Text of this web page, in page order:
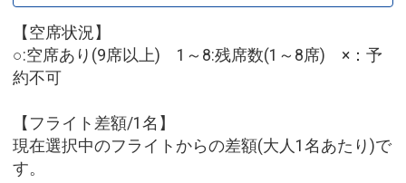
【空席状況】
○:空席あり(9席以上) 1～8:残席数(1～8席) ×：予
約不可
【フライト差額/1名】
現在選択中のフライトからの差額(大人1名あたり)で
す。